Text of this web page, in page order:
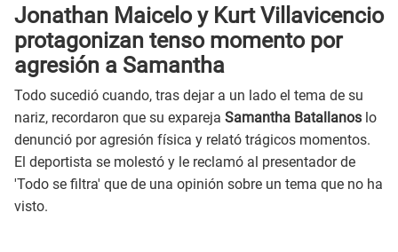
Jonathan Maicelo y Kurt Villavicencio
protagonizan tenso momento por
agresión a Samantha
Todo sucedió cuando, tras dejar a un lado el tema de su
nariz, recordaron que su expareja Samantha Batallanos lo
denunció por agresión física y relató trágicos momentos.
El deportista se molestó y le reclamó al presentador de
'Todo se filtra' que de una opinión sobre un tema que no ha
visto.